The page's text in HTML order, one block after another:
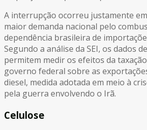
A interrupção ocorreu justamente
maior demanda nacional pelo
dependência brasileira de
Segundo a análise da SEI, os dados
permitem medir os efeitos da
governo federal sobre as
diesel, medida adotada em meio à
pela guerra envolvendo o Irã.
Celulose